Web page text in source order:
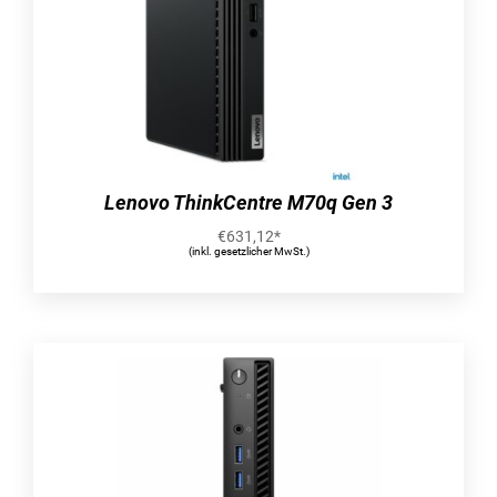
Router mit 1024-QAM für deutlich schnellere
drahtlose Verbindungen. Mit einer
Gesamtnetzwerkgeschwindigkeit von etwa
6000Mbit/s – 1148Mbit/s im 2,4 GHz-Band und
4804Mbit/s im 5 GHz-Band – ist der RT-AX89X
2,8x schneller als 4×4 Dual-Band-Router, die den
Entwickelt für Haushalte mit vielen Endgeräten
Mit einer revolutionären Kombination aus
Vorgängergeneration, das 802.11ac-WiFi kann
nur ein Gerät gleichzeitig auf jedem
Netzwerkkanal verarbeiten, was eine ineffiziente
Nutzung der verfügbaren Bandbreite bedeutet.
Die OFDMA-Unterstützung im 802.11ax-WiFi-
Lenovo ThinkCentre M70q Gen 3
€631,12*
(inkl. gesetzlicher MwSt.)